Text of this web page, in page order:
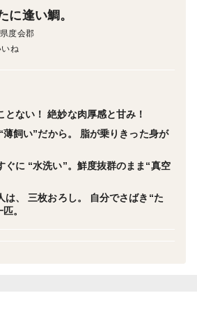
で育った鯛は、甘味たっぷりで、
ています。
っていて、じゅわ〜っと口の中に
に入れると、脂が少しとろけて甘
に逢い鯛。
度会郡
ね
とない！ 絶妙な肉厚感と甘み！
薄飼い”だから。 脂が乗りきった身が
ぐに “水洗い”。鮮度抜群のまま“真空
は、 三枚おろし。 自分でさばき“た
。